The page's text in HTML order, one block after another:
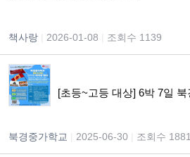
책사랑 2026-01-08 조회수 1139
북경중가학교 2025-06-30 조회수 1881